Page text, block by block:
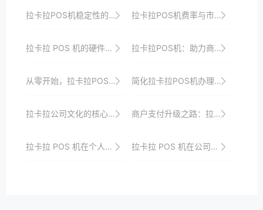
拉卡拉POS机稳定性的关键因素分析 拉卡拉POS机费率与市场对比，优势凸显
拉卡拉 POS 机的硬件安全设计 拉卡拉POS机：助力商家实现智慧经营
从零开始，拉卡拉POS机申请与使用的全面指导 简化拉卡拉POS机办理流程的技巧
拉卡拉公司文化的核心价值观与理念解读 商户支付升级之路：拉卡拉POS机申请与配置经验分享
拉卡拉 POS 机在个人创业中的支付利器 拉卡拉 POS 机在公司跨境业务中的支付优势